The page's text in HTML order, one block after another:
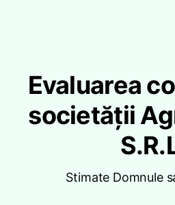
Evaluarea
societății
Stimate Domnule